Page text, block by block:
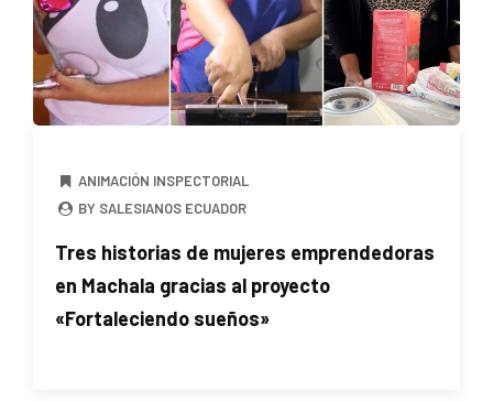
ANIMACIÓN INSPECTORIAL
BY SALESIANOS ECUADOR
Tres historias de mujeres emprendedoras
en Machala gracias al proyecto
«Fortaleciendo sueños»